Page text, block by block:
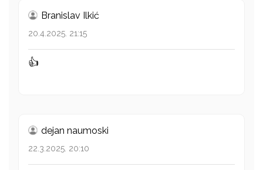
Branislav Ilkić
20.4.2025. 21:15
👍
dejan naumoski
22.3.2025. 20:10